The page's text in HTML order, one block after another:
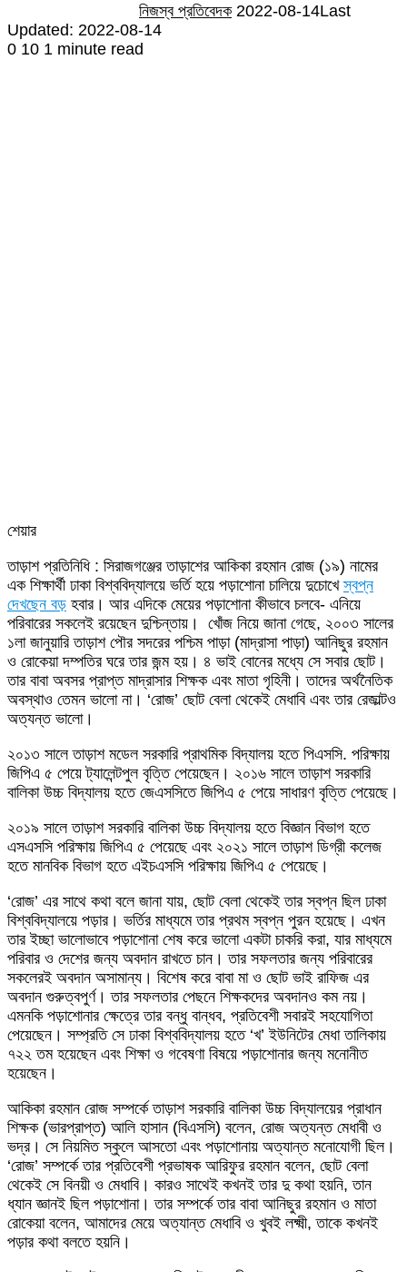
নিজস্ব প্রতিবেদক 2022-08-14Last
Updated: 2022-08-14
0 10 1 minute read
শেয়ার
via
Email
তাড়াশ প্রতিনিধি : সিরাজগঞ্জের তাড়াশের আকিকা রহমান রোজ (১৯) নামের
এক শিক্ষার্থী ঢাকা বিশ্ববিদ্যালয়ে ভর্তি হয়ে পড়াশোনা চালিয়ে দুচোখেস্বপ্ন
দেখছেন বড় হবার। আর এদিকে মেয়ের পড়াশোনা কীভাবে চলবে- এনিয়ে
পরিবারের সকলেই রয়েছেন দুশ্চিন্তায়। খোঁজ নিয়ে জানা গেছে, ২০০৩ সালের
১লা জানুয়ারি তাড়াশ পৌর সদরের পশ্চিম পাড়া (মাদ্রাসা পাড়া) আনিছুর রহমান
ও রোকেয়া দম্পতির ঘরে তার জন্ম হয়। ৪ ভাই বোনের মধ্যে সে সবার ছোট।
তার বাবা অবসর প্রাপ্ত মাদ্রাসার শিক্ষক এবং মাতা গৃহিনী। তাদের অর্থনৈতিক
অবস্থাও তেমন ভালো না। ‘রোজ’ ছোট বেলা থেকেই মেধাবি এবং তার রেজাল্টও
অত্যন্ত ভালো।
২০১৩ সালে তাড়াশ মডেল সরকারি প্রাথমিক বিদ্যালয় হতে পিএসসি. পরিক্ষায়
জিপিএ ৫ পেয়ে ট্যালেন্টপুল বৃত্তি পেয়েছেন। ২০১৬ সালে তাড়াশ সরকারি
বালিকা উচ্চ বিদ্যালয় হতে জেএসসিতে জিপিএ ৫ পেয়ে সাধারণ বৃত্তি পেয়েছে।
২০১৯ সালে তাড়াশ সরকারি বালিকা উচ্চ বিদ্যালয় হতে বিজ্ঞান বিভাগ হতে
এসএসসি পরিক্ষায় জিপিএ ৫ পেয়েছে এবং ২০২১ সালে তাড়াশ ডিগ্রী কলেজ
হতে মানবিক বিভাগ হতে এইচএসসি পরিক্ষায় জিপিএ ৫ পেয়েছে।
‘রোজ’ এর সাথে কথা বলে জানা যায়, ছোট বেলা থেকেই তার স্বপ্ন ছিল ঢাকা
বিশ্ববিদ্যালয়ে পড়ার। ভর্তির মাধ্যমে তার প্রথম স্বপ্ন পুরন হয়েছে। এখন
তার ইচ্ছা ভালোভাবে পড়াশোনা শেষ করে ভালো একটা চাকরি করা, যার মাধ্যমে
পরিবার ও দেশের জন্য অবদান রাখতে চান। তার সফলতার জন্য পরিবারের
সকলেরই অবদান অসামান্য। বিশেষ করে বাবা মা ও ছোট ভাই রাফিজ এর
অবদান গুরুত্বপুর্ণ। তার সফলতার পেছনে শিক্ষকদের অবদানও কম নয়।
এমনকি পড়াশোনার ক্ষেত্রে তার বন্ধু বান্ধব, প্রতিবেশী সবারই সহযোগিতা
পেয়েছেন। সম্প্রতি সে ঢাকা বিশ্ববিদ্যালয় হতে ‘খ’ ইউনিটের মেধা তালিকায়
৭২২ তম হয়েছেন এবং শিক্ষা ও গবেষণা বিষয়ে পড়াশোনার জন্য মনোনীত
হয়েছেন।
আকিকা রহমান রোজ সম্পর্কে তাড়াশ সরকারি বালিকা উচ্চ বিদ্যালয়ের প্রাধান
শিক্ষক (ভারপ্রাপ্ত) আলি হাসান (বিএসসি) বলেন, রোজ অত্যন্ত মেধাবী ও
ভদ্র। সে নিয়মিত স্কুলে আসতো এবং পড়াশোনায় অত্যান্ত মনোযোগী ছিল।
‘রোজ’ সম্পর্কে তার প্রতিবেশী প্রভাষক আরিফুর রহমান বলেন, ছোট বেলা
থেকেই সে বিনয়ী ও মেধাবি। কারও সাথেই কখনই তার দু কথা হয়নি, তান
ধ্যান জ্ঞানই ছিল পড়াশোনা। তার সম্পর্কে তার বাবা আনিছুর রহমান ও মাতা
রোকেয়া বলেন, আমাদের মেয়ে অত্যান্ত মেধাবি ও খুবই লক্ষ্মী, তাকে কখনই
পড়ার কথা বলতে হয়নি।